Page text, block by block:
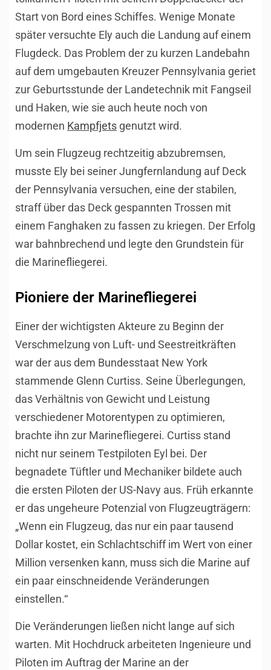
Start von Bord eines Schiffes. Wenige Monate
später versuchte Ely auch die Landung auf einem
Flugdeck. Das Problem der zu kurzen Landebahn
auf dem umgebauten Kreuzer Pennsylvania geriet
zur Geburtsstunde der Landetechnik mit Fangseil
und Haken, wie sie auch heute noch von
modernen Kampfjets genutzt wird.
Um sein Flugzeug rechtzeitig abzubremsen,
musste Ely bei seiner Jungfernlandung auf Deck
der Pennsylvania versuchen, eine der stabilen,
straff über das Deck gespannten Trossen mit
einem Fanghaken zu fassen zu kriegen. Der Erfolg
war bahnbrechend und legte den Grundstein für
die Marinefliegerei.
Pioniere der Marinefliegerei
Einer der wichtigsten Akteure zu Beginn der
Verschmelzung von Luft- und Seestreitkräften
war der aus dem Bundesstaat New York
stammende Glenn Curtiss. Seine Überlegungen,
das Verhältnis von Gewicht und Leistung
verschiedener Motorentypen zu optimieren,
brachte ihn zur Marinefliegerei. Curtiss stand
nicht nur seinem Testpiloten Eyl bei. Der
begnadete Tüftler und Mechaniker bildete auch
die ersten Piloten der US-Navy aus. Früh erkannte
er das ungeheure Potenzial von Flugzeugträgern:
„Wenn ein Flugzeug, das nur ein paar tausend
Dollar kostet, ein Schlachtschiff im Wert von einer
Million versenken kann, muss sich die Marine auf
ein paar einschneidende Veränderungen
einstellen.“
Die Veränderungen ließen nicht lange auf sich
warten. Mit Hochdruck arbeiteten Ingenieure und
Piloten im Auftrag der Marine an der